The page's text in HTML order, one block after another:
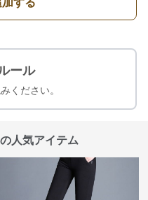
する
ール
ください。
人気アイテム